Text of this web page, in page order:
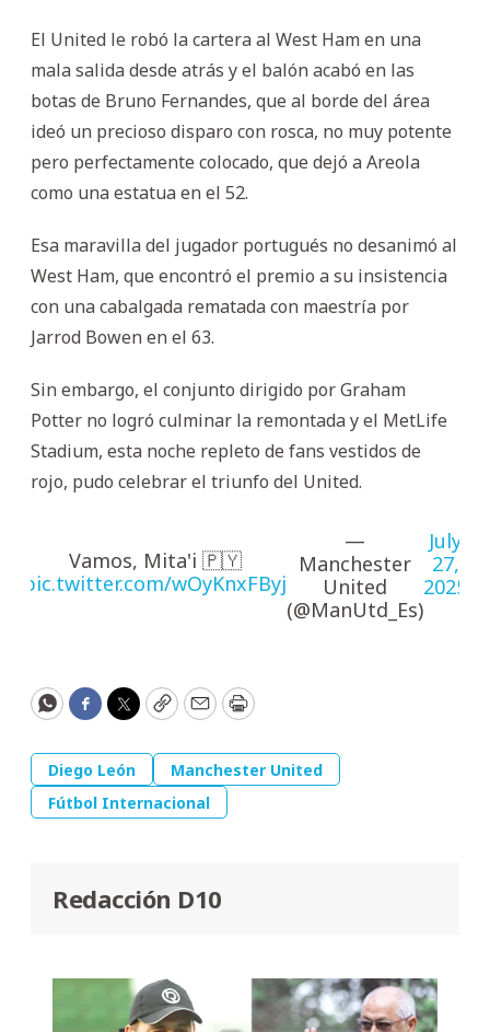
El United le robó la cartera al West Ham en una
mala salida desde atrás y el balón acabó en las
botas de Bruno Fernandes, que al borde del área
ideó un precioso disparo con rosca, no muy potente
pero perfectamente colocado, que dejó a Areola
como una estatua en el 52.
Esa maravilla del jugador portugués no desanimó al
West Ham, que encontró el premio a su insistencia
con una cabalgada rematada con maestría por
Jarrod Bowen en el 63.
Sin embargo, el conjunto dirigido por Graham
Potter no logró culminar la remontada y el MetLife
Stadium, esta noche repleto de fans vestidos de
rojo, pudo celebrar el triunfo del United.
Vamos, Mita'i 🇵🇾
pic.twitter.com/wOyKnxFByj
—
Manchester
United
(@ManUtd_Es)
July
27,
2025
WhatsApp
Facebook
Twitter
CopyEmailPrint
Diego León
Manchester United
Fútbol Internacional
Redacción D10